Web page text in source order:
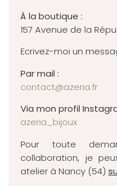
À la boutique :
157 Avenue de la
Ecrivez-moi un
Par mail :
contact@azeria.fr
Via mon profil
azeria_bijoux
Pour toute
collaboration, je
atelier à Nancy (54)